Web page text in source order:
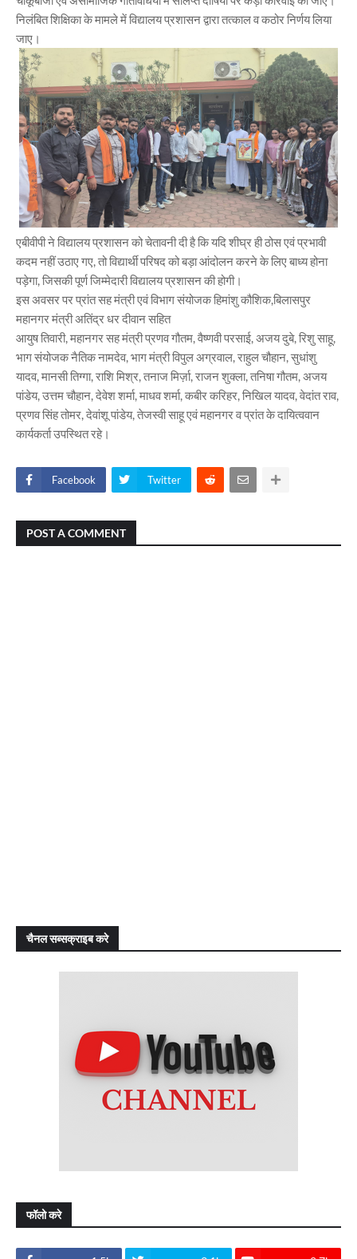
निलंबित शिक्षिका के मामले में विद्यालय प्रशासन द्वारा तत्काल व कठोर निर्णय लिया
जाए।
एबीवीपी ने विद्यालय प्रशासन को चेतावनी दी है कि यदि शीघ्र ही ठोस एवं प्रभावी
कदम नहीं उठाए गए, तो विद्यार्थी परिषद को बड़ा आंदोलन करने के लिए बाध्य होना
पड़ेगा, जिसकी पूर्ण जिम्मेदारी विद्यालय प्रशासन की होगी।
इस अवसर पर प्रांत सह मंत्री एवं विभाग संयोजक हिमांशु कौशिक,बिलासपुर
महानगर मंत्री अतिंद्र धर दीवान सहित
आयुष तिवारी, महानगर सह मंत्री प्रणव गौतम, वैष्णवी परसाई, अजय दुबे, रिशु साहू,
भाग संयोजक नैतिक नामदेव, भाग मंत्री विपुल अग्रवाल, राहुल चौहान, सुधांशु
यादव, मानसी तिग्गा, राशि मिश्र, तनाज मिर्ज़ा, राजन शुक्ला, तनिषा गौतम, अजय
पांडेय, उत्तम चौहान, देवेश शर्मा, माधव शर्मा, कबीर करिहर, निखिल यादव, वेदांत राव,
प्रणव सिंह तोमर, देवांशू पांडेय, तेजस्वी साहू एवं महानगर व प्रांत के दायित्ववान
कार्यकर्ता उपस्थित रहे।
Facebook Twitter
POST A COMMENT
चैनल सब्सक्राइब करे
फॉलो करे